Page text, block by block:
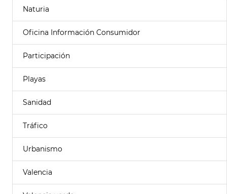
Naturia
Oficina Información Consumidor
Participación
Playas
Sanidad
Tráfico
Urbanismo
Valencia